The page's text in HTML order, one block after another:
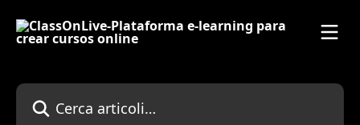
Cerca articoli…